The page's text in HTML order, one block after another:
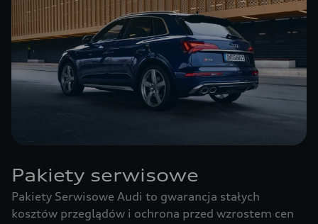
Pakiety serwisowe
Pakiety Serwisowe Audi to gwarancja stałych
kosztów przeglądów i ochrona przed wzrostem cen